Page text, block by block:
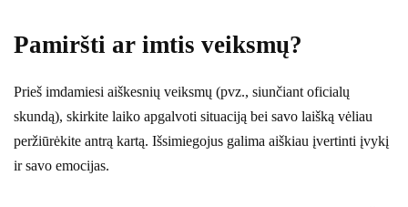
Pamiršti ar imtis veiksmų?
Prieš imdamiesi aiškesnių veiksmų (pvz., siunčiant oficialų
skundą), skirkite laiko apgalvoti situaciją bei savo laišką vėliau
peržiūrėkite antrą kartą. Išsimiegojus galima aiškiau įvertinti įvykį
ir savo emocijas.